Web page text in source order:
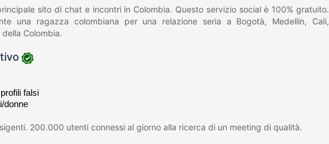
sito di chat e incontri in Colombia. Questo servizio social è 100% gratuito.
una ragazza colombiana per una relazione seria a Bogotà, Medellín, Cali,
Colombia.
falsi
donne
200.000 utenti connessi al giorno alla ricerca di un meeting di qualità.